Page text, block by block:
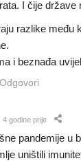
I čije države
razlike među
i beznađa
Odgovori
4 godine prije
pandemije u
uništili